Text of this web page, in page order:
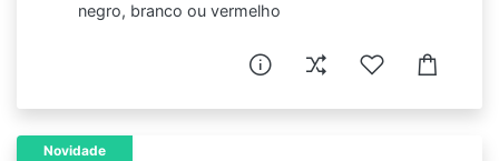
negro, branco ou vermelho
Novidade